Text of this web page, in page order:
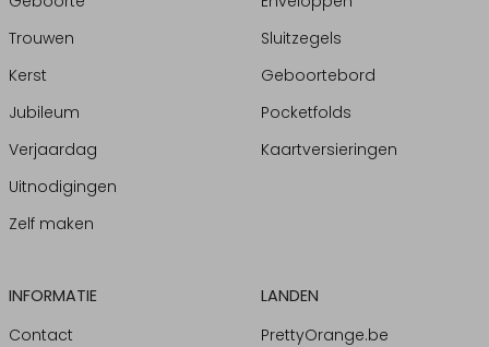
Trouwen
Kerst
Jubileum
Verjaardag
Uitnodigingen
Zelf maken
Sluitzegels
Geboortebord
Pocketfolds
Kaartversieringen
INFORMATIE
Contact
LANDEN
PrettyOrange.be